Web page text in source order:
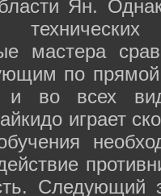
Ян.
мастера
по
во всех
играет